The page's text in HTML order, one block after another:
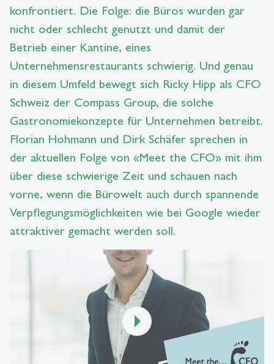
konfrontiert. Die Folge: die Büros wurden gar
nicht oder schlecht genutzt und damit der
Betrieb einer Kantine, eines
Unternehmensrestaurants schwierig. Und genau
in diesem Umfeld bewegt sich Ricky Hipp als CFO
Schweiz der Compass Group, die solche
Gastronomiekonzepte für Unternehmen betreibt.
Florian Hohmann und Dirk Schäfer sprechen in
der aktuellen Folge von «Meet the CFO» mit ihm
über diese schwierige Zeit und schauen nach
vorne, wenn die Bürowelt auch durch spannende
Verpflegungsmöglichkeiten wie bei Google wieder
attraktiver gemacht werden soll.